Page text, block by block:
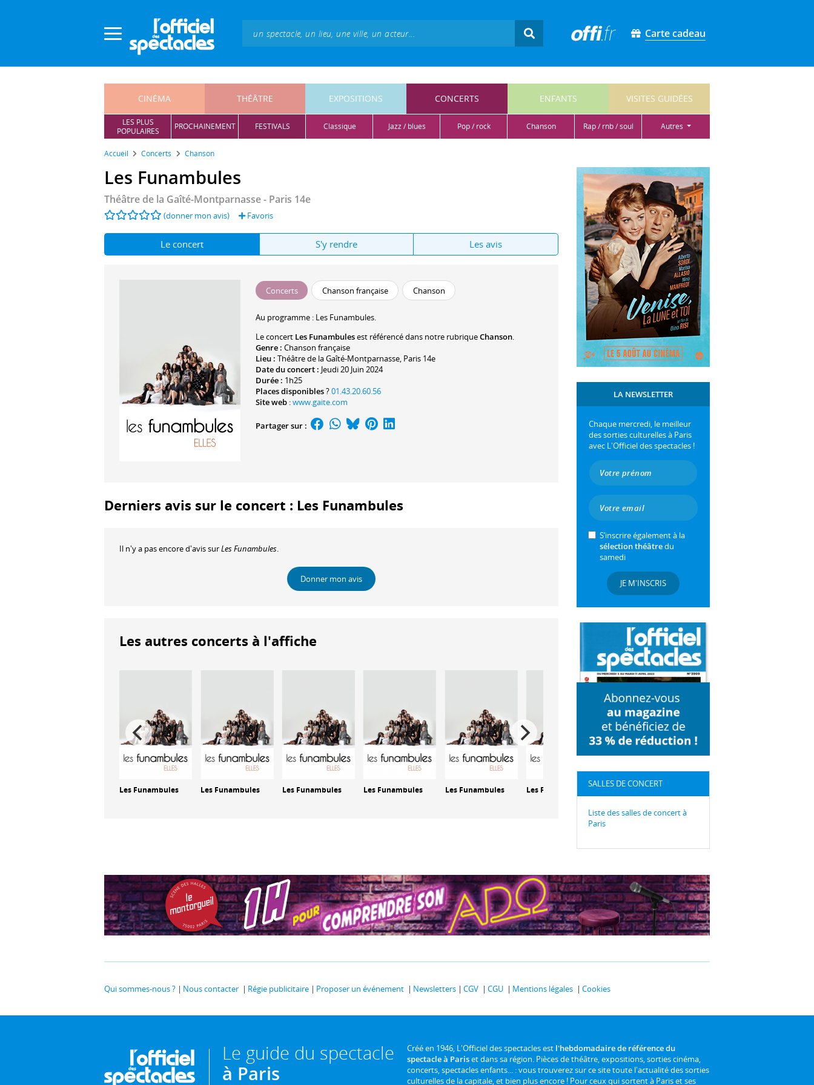
Carte cadeau
CINÉMA THÉÂTRE EXPOSITIONS CONCERTS ENFANTS VISITES GUIDÉES
LES PLUS
POPULAIRES
PROCHAINEMENT FESTIVALS classique jazz / blues pop / rock chanson rap / rnb / soul autres
Accueil Concerts Chanson
Les Funambules
Théâtre de la Gaîté-Montparnasse- Paris 14e
(donner mon avis) Favoris
Le concert S'y rendre Les avis
Concerts Chanson française Chanson
Au programme : Les Funambules.
Le concert Les Funambulesest référencé dans notre rubriqueChanson.
Genre : Chanson française
Lieu : Théâtre de la Gaîté-Montparnasse, Paris 14e
Date du concert : Jeudi 20 Juin 2024
Durée : 1h25
Places disponibles?01.43.20.60.56
Site web :www.gaite.com
Partager sur :
Derniers avis sur le concert : Les Funambules
Il n'y a pas encore d'avis surLes Funambules
Donner mon avis
Les autres concerts à l'affiche
Les Funambules Les Funambules Les Funambules Les Funambules Les Funambules Les Funambules
LA NEWSLETTER
Chaque mercredi, le meilleur
des sorties culturelles à Paris
avec L'Officiel des spectacles !
S’inscrire également à la
sélection théâtredu
samedi
JE M'INSCRIS
SALLES DE CONCERT
Liste des salles de concert à
Paris
Qui sommes-nous ? Nous contacter Régie publicitaire Proposer un événement Newsletters CGV CGU Mentions légales Cookies
Le guide du spectacle
à Paris
Créé en 1946, L'Officiel des spectacles est l'hebdomadaire de référence du
spectacle à Pariset dans sa région. Pièces de théâtre, expositions, sorties cinéma,
concerts, spectacles enfants... : vous trouverez sur ce site toute l'actualité des sorties
culturelles de la capitale, et bien plus encore ! Pour ceux qui sortent à Paris et ses